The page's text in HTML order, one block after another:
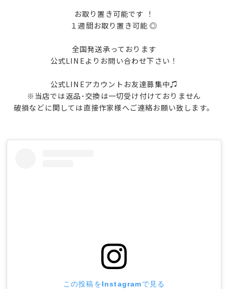
お取り置き可能です ！
１週間お取り置き可能 ◎
全国発送承っております
公式LINEよりお問い合わせ下さい！
公式LINEアカウントお友達募集中♫
※当店では返品･交換は一切受け付けておりません
破損などに関しては直接作家様へご連絡お願い致します。
この投稿をInstagramで見る